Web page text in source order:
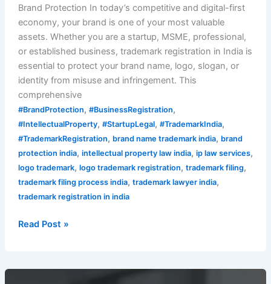
Brand Protection In today’s competitive and digital-first
economy, your brand is one of your most valuable
assets. Whether you are a startup, MSME, professional,
or established business, trademark registration in India is
essential to protect your brand name, logo, slogan, or
identity from misuse and infringement. This
comprehensive
#BrandProtection, #BusinessRegistration,
#IntellectualProperty, #StartupLegal, #TrademarkIndia,
#TrademarkRegistration, brand name trademark india, brand
protection india, intellectual property law india, ip law services,
logo trademark, logo trademark registration, trademark filing,
trademark filing process india, trademark lawyer india,
trademark registration in india
Read Post »